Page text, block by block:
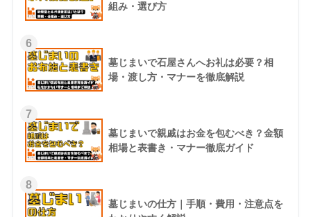
組み・選び方
6
墓じまいで石屋さんへお礼は必要？相
場・渡し方・マナーを徹底解説
7
墓じまいで親戚はお金を包むべき？金額
相場と表書き・マナー徹底ガイド
8
墓じまいの仕方｜手順・費用・注意点を